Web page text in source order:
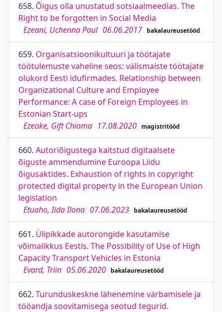
658. Õigus olla unustatud sotsiaalmeedias. The
Right to be forgotten in Social Media
Ezeani, Uchenna Paul 06.06.2017 bakalaureusetööd
659. Organisatsioonikultuuri ja töötajate
töötulemuste vaheline seos: välismaiste töötajate
olukord Eesti idufirmades. Relationship between
Organizational Culture and Employee
Performance: A case of Foreign Employees in
Estonian Start-ups
Ezeoke, Gift Chioma 17.08.2020 magistritööd
660. Autoriõigustega kaitstud digitaalsete
õiguste ammendumine Euroopa Liidu
õigusaktides. Exhaustion of rights in copyright
protected digital property in the European Union
legislation
Etuaho, Iida Ilona 07.06.2023 bakalaureusetööd
661. Ülipikkade autorongide kasutamise
võimalikkus Eestis. The Possibility of Use of High
Capacity Transport Vehicles in Estonia
Evard, Triin 05.06.2020 bakalaureusetööd
662. Turunduskeskne lähenemine värbamisele ja
tööandja soovitamisega seotud tegurid.